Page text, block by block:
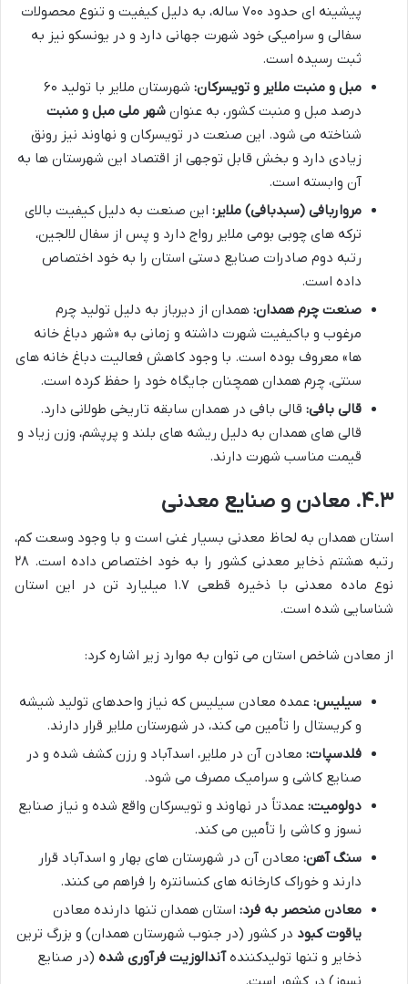
پیشینه ای حدود ۷۰۰ ساله، به دلیل کیفیت و تنوع محصولات
سفالی و سرامیکی خود شهرت جهانی دارد و در یونسکو نیز به
ثبت رسیده است.
مبل و منبت ملایر و تویسرکان:
شهرستان ملایر با تولید ۶۰
درصد مبل و منبت کشور، به عنوان شهر ملی مبل و منبت
شناخته می شود. این صنعت در تویسرکان و نهاوند نیز رونق
زیادی دارد و بخش قابل توجهی از اقتصاد این شهرستان ها به
آن وابسته است.
مرواربافی (سبدبافی) ملایر: این صنعت به دلیل کیفیت بالای
ترکه های چوبی بومی ملایر رواج دارد و پس از سفال لالجین،
رتبه دوم صادرات صنایع دستی استان را به خود اختصاص
داده است.
صنعت چرم همدان: همدان از دیرباز به دلیل تولید چرم
مرغوب و باکیفیت شهرت داشته و زمانی به «شهر دباغ خانه
ها» معروف بوده است. با وجود کاهش فعالیت دباغ خانه های
سنتی، چرم همدان همچنان جایگاه خود را حفظ کرده است.
قالی بافی: قالی بافی در همدان سابقه تاریخی طولانی دارد.
قالی های همدان به دلیل ریشه های بلند و پرپشم، وزن زیاد و
قیمت مناسب شهرت دارند.
۴.۳. معادن و صنایع معدنی
استان همدان به لحاظ معدنی بسیار غنی است و با وجود وسعت کم،
رتبه هشتم ذخایر معدنی کشور را به خود اختصاص داده است. ۲۸
نوع ماده معدنی با ذخیره قطعی ۱.۷ میلیارد تن در این استان
شناسایی شده است.
از معادن شاخص استان می توان به موارد زیر اشاره کرد:
سیلیس: عمده معادن سیلیس که نیاز واحدهای تولید شیشه
و کریستال را تأمین می کند، در شهرستان ملایر قرار دارند.
فلدسپات: معادن آن در ملایر، اسدآباد و رزن کشف شده و در
صنایع کاشی و سرامیک مصرف می شود.
دولومیت: عمدتاً در نهاوند و تویسرکان واقع شده و نیاز صنایع
نسوز و کاشی را تأمین می کند.
سنگ آهن: معادن آن در شهرستان های بهار و اسدآباد قرار
دارند و خوراک کارخانه های کنسانتره را فراهم می کنند.
معادن منحصر به فرد: استان همدان تنها دارنده معادن
یاقوت کبود در کشور (در جنوب شهرستان همدان) و بزرگ ترین
ذخایر و تنها تولیدکنندهآندالوزیت فرآوری شده (در صنایع